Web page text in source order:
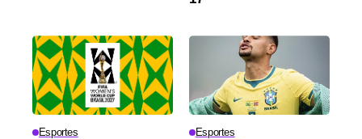
Esportes Esportes